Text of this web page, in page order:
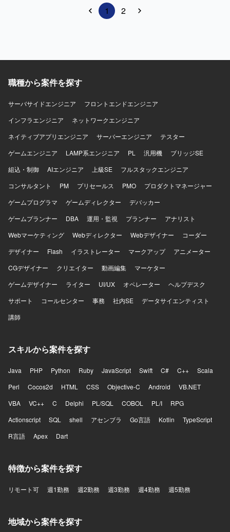
走可能なチームでの開発スキル ■尚 可： ・モバイル向け
ネイティブアプリの開発経験 ・モバイル向けゲームアプリ
ネジメント経験
能改善 ・スピード感を持った開発 ・継続したコードの品質
筆などエンジニアコミュニティへの情報発信 ＜開発環境＞
Firebase ・BE Java / Python ・品質管理 NewRelic /
Google Meet
1 2
職種から案件を探す
サーバサイドエンジニア
フロントエンドエンジニア
インフラエンジニア
ネットワークエンジニア
ネイティブアプリエンジニア
サーバーエンジニア
テスター
ゲームエンジニア
LAMP系エンジニア PL 汎用機
ブリッジSE
組込・制御
AIエンジニア 上級SE
フルスタックエンジニア
コンサルタント
PM プリセールス PMO
プロダクトマネージャー
ゲームプログラマ
ゲームディレクター
デバッカー
ゲームプランナー
DBA 運用・監視 プランナー
アナリスト
Webマーケティング
Webディレクター Webデザイナー
コーダー
デザイナー
Flash イラストレーター マークアップ
アニメーター
CGデザイナー
クリエイター 動画編集
マーケター
ゲームデザイナー
ライター UI/UX オペレーター
ヘルプデスク
サポート
コールセンター 事務 社内SE
データサイエンティスト
講師
スキルから案件を探す
Java PHP Python Ruby JavaScript Swift C# C++
Scala
Perl
Cocos2d HTML CSS Objective-C Android
VB.NET
VBA
VC++ C Delphi PL/SQL COBOL PL/I
RPG
Actionscript
SQL shell アセンブラ Go言語 Kotlin
TypeScript
R言語
Apex Dart
特徴から案件を探す
リモート可 週1勤務 週2勤務 週3勤務 週4勤務 週5勤務
地域から案件を探す